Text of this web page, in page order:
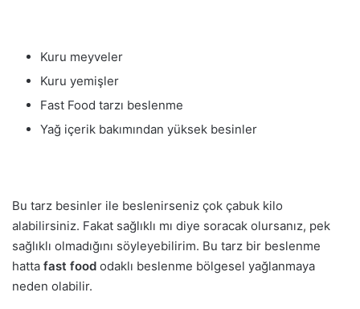
Kuru meyveler
Kuru yemişler
Fast Food tarzı beslenme
Yağ içerik bakımından yüksek besinler
Bu tarz besinler ile beslenirseniz çok çabuk kilo
alabilirsiniz. Fakat sağlıklı mı diye soracak olursanız, pek
sağlıklı olmadığını söyleyebilirim. Bu tarz bir beslenme
hatta fast food odaklı beslenme bölgesel yağlanmaya
neden olabilir.